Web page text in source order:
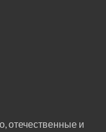
отечественные и